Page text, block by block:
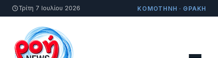
Τρίτη 7 Ιουλίου 2026 ΚΟΜΟΤΗΝΗ · ΘΡΑΚΗ